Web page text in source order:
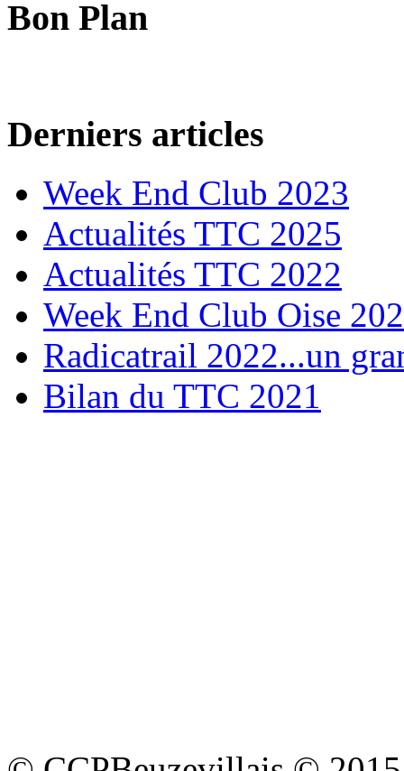
Bon Plan
Derniers articles
Week End Club 2023
Actualités TTC 2025
Actualités TTC 2022
Week End Club Oise
Radicatrail 2022...un
Bilan du TTC 2021